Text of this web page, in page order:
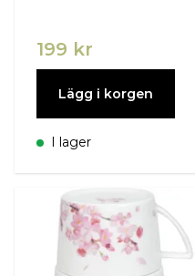
199 kr
Lägg i korgen
I lager